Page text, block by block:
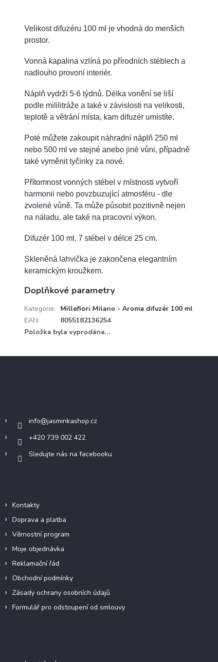
Velikost difuzéru 100 ml je vhodná do menších
prostor.
Vonná kapalina vzlíná po přírodních stéblech a
nadlouho provoní interiér.
Náplň vydrží 5-6 týdnů. Délka vonění se liší
podle mililitráže a také v závislosti na velikosti,
teplotě a větrání místa, kam difuzér umístíte.
Poté můžete zakoupit náhradní náplň 250 ml
nebo 500 ml ve stejné anebo jiné vůni, případně
také vyměnit tyčinky za nové.
Přítomnost vonných stébel v místnosti vytvoří
harmonii nebo povzbuzující atmosféru - dle
zvolené vůně. Ta může působit pozitivně nejen
na náladu, ale také na pracovní výkon.
Difuzér 100 ml, 7 stébel v délce 25 cm.
Skleněná lahvička je zakončena elegantním
keramickým kroužkem.
Doplňkové parametry
Kategorie:
Millefiori Milano - Aroma difuzér 100 ml
EAN:
8055182136254
Položka byla vyprodána…
info@jasminkashop.cz
+420 739 002 422
Sledujte nás na facebooku
Kontakty
Doprava a platba
Věrnostní program
Moje objednávka
Reklamační řád
Obchodní podmínky
Zásady ochrany osobních údajů
Formulář pro odstoupení od smlouvy